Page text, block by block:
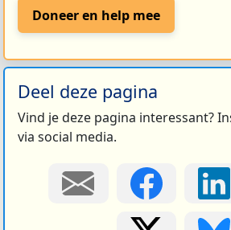
Doneer en help mee
Deel deze pagina
Vind je deze pagina interessant?
via social media.